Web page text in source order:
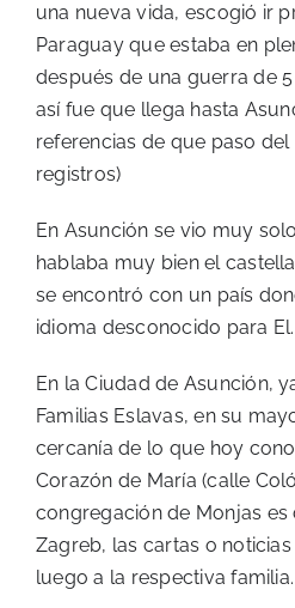
una nueva vida, escogió ir
Paraguay que estaba en
después de una guerra de
así fue que llega hasta
referencias de que paso
registros)
En Asunción se vio muy
hablaba muy bien el
se encontró con un país
idioma desconocido para El.
En la Ciudad de Asunción,
Familias Eslavas, en su
cercanía de lo que hoy
Corazón de María (calle
congregación de Monjas
Zagreb, las cartas o
luego a la respectiva familia.